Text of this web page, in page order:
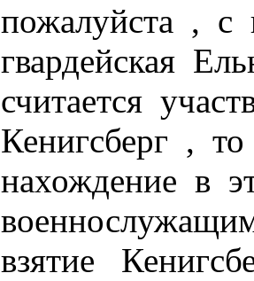
пожалуйста , с
гвардейская
считается
Кенигсберг ,
нахождение в
взятие